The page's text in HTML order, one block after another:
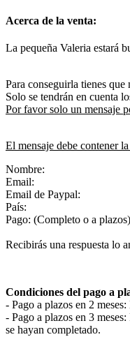
Acerca de la venta:
La pequeña Valeria estará
Para conseguirla tienes
Solo se tendrán en cuenta
Por favor solo un mensaje
El mensaje debe contener
Nombre:
Email:
Email de Paypal:
País:
Pago: (Completo o a plazos)
Recibirás una respuesta lo
Condiciones del pago a
- Pago a plazos en 2
- Pago a plazos en 3
se hayan completado.